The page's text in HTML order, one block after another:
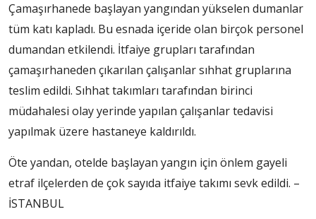
Çamaşırhanede başlayan yangından yükselen dumanlar
tüm katı kapladı. Bu esnada içeride olan birçok personel
dumandan etkilendi. İtfaiye grupları tarafından
çamaşırhaneden çıkarılan çalışanlar sıhhat gruplarına
teslim edildi. Sıhhat takımları tarafından birinci
müdahalesi olay yerinde yapılan çalışanlar tedavisi
yapılmak üzere hastaneye kaldırıldı.
Öte yandan, otelde başlayan yangın için önlem gayeli
etraf ilçelerden de çok sayıda itfaiye takımı sevk edildi. –
İSTANBUL